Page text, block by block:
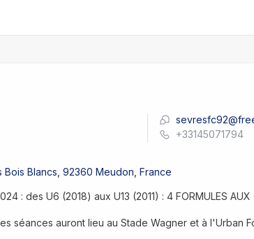
+33145071794
Bois Blancs, 92360 Meudon, France
: des U6 (2018) aux U13 (2011) : 4 FORMULES AUX
séances auront lieu au Stade Wagner et à l'Urban